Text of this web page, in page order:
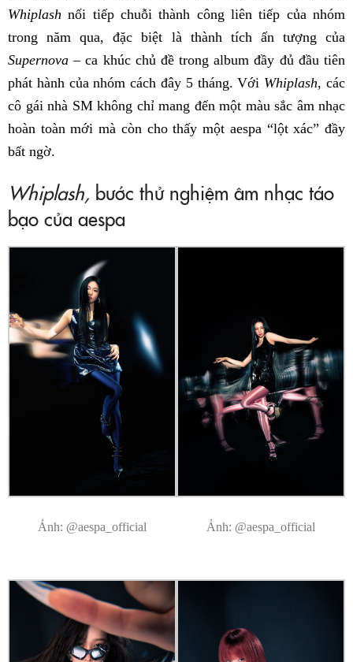
Whiplashnối tiếp chuỗi thành công liên tiếp của nhóm
trong năm qua, đặc biệt là thành tích ấn tượng của
Supernova – ca khúc chủ đề trong album đầy đủ đầu tiên
phát hành của nhóm cách đây 5 tháng. Với Whiplash, các
cô gái nhà SM không chỉ mang đến một màu sắc âm nhạc
hoàn toàn mới mà còn cho thấy một aespa “lột xác” đầy
bất ngờ.
Whiplash, bước thử nghiệm âm nhạc táo
bạo của aespa
Ảnh: @aespa_official Ảnh: @aespa_official